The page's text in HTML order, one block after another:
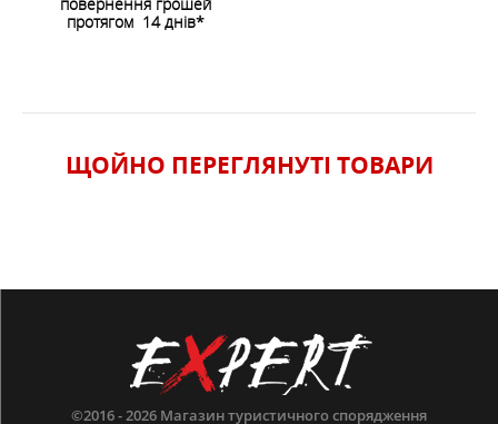
Передний карман на молнии
протягом 14 днів*
ЩОЙНО ПЕРЕГЛЯНУТI ТОВАРИ
©2016 - 2026 Магазин туристичного спорядження